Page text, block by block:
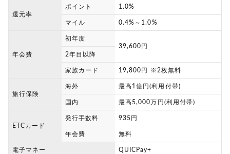
還元率
ポイント 1.0%
マイル 0.4%～1.0%
年会費
初年度
39,600円
2年目以降
家族カード 19,800円 ※2枚無料
旅行保険
海外 最高1億円(利用付帯)
国内 最高5,000万円(利用付帯)
ETCカード
発行手数料 935円
年会費 無料
電子マネー QUICPay+